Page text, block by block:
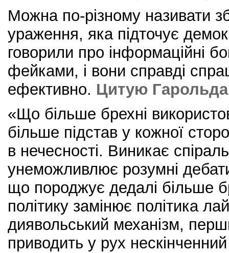
Можна по-різному називати
ураження, яка підточує
говорили про інформаційні
фейками, і вони справді
ефективно. Цитую
«Що більше брехні
більше підстав у кожної
в нечесності. Виникає
унеможливлює розумні
що породжує дедалі більше
політику замінює політика
диявольський механізм,
приводить у рух